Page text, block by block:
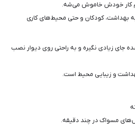
کار خودش خاموش می‌شه.
بهداشت، کودکان و حتی محیط‌های کاری
باعث شده جای زیادی نگیره و به راحتی روی دیوار نصب
و زیبایی محیط است.
مسواک در چند دقیقه.